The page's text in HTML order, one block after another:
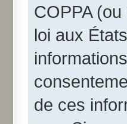
COPPA (ou
loi aux
de ces